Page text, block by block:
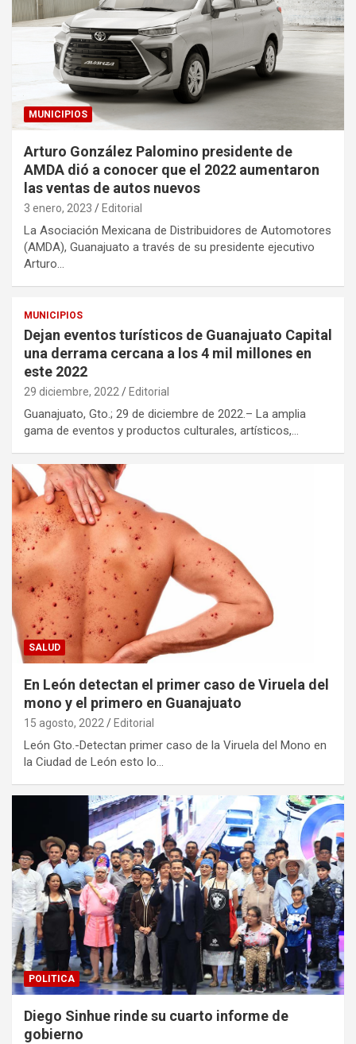
MUNICIPIOS
Arturo González Palomino presidente de
AMDA dió a conocer que el 2022 aumentaron
las ventas de autos nuevos
3 enero, 2023 Editorial
La Asociación Mexicana de Distribuidores de Automotores
(AMDA), Guanajuato a través de su presidente ejecutivo
Arturo…
MUNICIPIOS
Dejan eventos turísticos de Guanajuato Capital
una derrama cercana a los 4 mil millones en
este 2022
29 diciembre, 2022 Editorial
Guanajuato, Gto.; 29 de diciembre de 2022.– La amplia
gama de eventos y productos culturales, artísticos,…
SALUD
En León detectan el primer caso de Viruela del
mono y el primero en Guanajuato
15 agosto, 2022 Editorial
León Gto.-Detectan primer caso de la Viruela del Mono en
la Ciudad de León esto lo…
POLITICA
Diego Sinhue rinde su cuarto informe de
gobierno